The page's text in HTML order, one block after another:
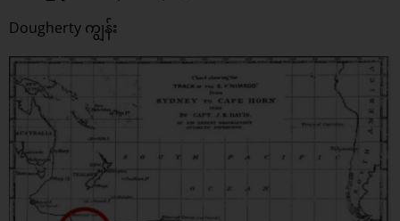
Dougherty ကျွန်း